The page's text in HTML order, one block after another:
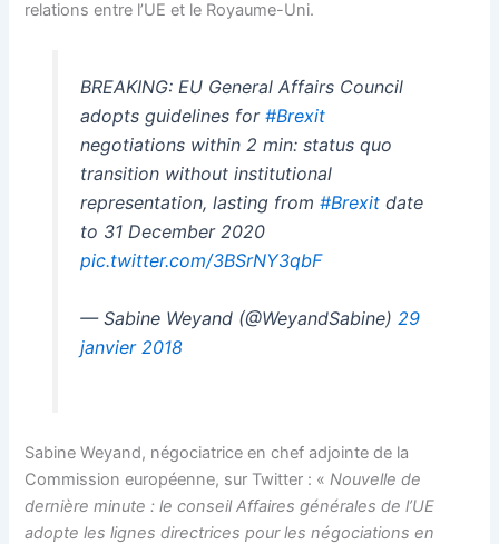
relations entre l’UE et le Royaume-Uni.
BREAKING: EU General Affairs Council
adopts guidelines for #Brexit
negotiations within 2 min: status quo
transition without institutional
representation, lasting from #Brexitdate
to 31 December 2020
pic.twitter.com/3BSrNY3qbF
— Sabine Weyand (@WeyandSabine) 29
janvier 2018
Sabine Weyand, négociatrice en chef adjointe de la
Commission européenne, sur Twitter : «Nouvelle de
dernière minute : le conseil Affaires générales de l’UE
adopte les lignes directrices pour les négociations en